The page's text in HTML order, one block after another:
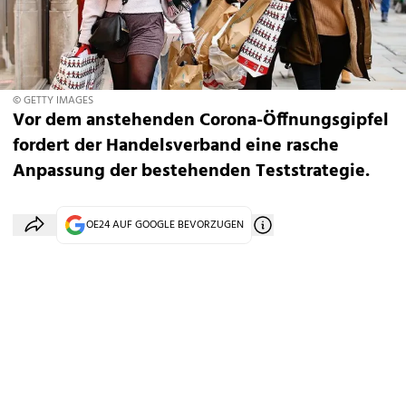
© GETTY IMAGES
Vor dem anstehenden Corona-Öffnungsgipfel
fordert der Handelsverband eine rasche
Anpassung der bestehenden Teststrategie.
OE24 AUF GOOGLE BEVORZUGEN